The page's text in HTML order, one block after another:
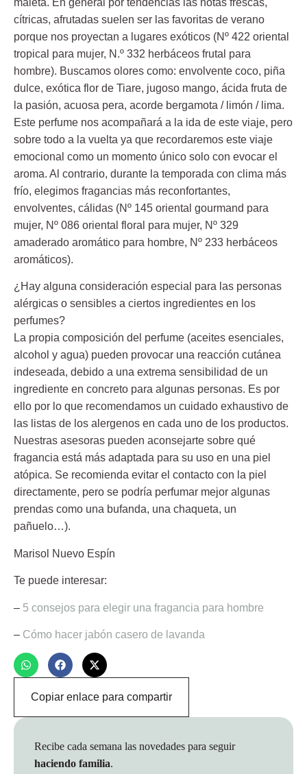
maleta. En general por tendencias las notas frescas,
cítricas, afrutadas suelen ser las favoritas de verano
porque nos proyectan a lugares exóticos (Nº 422 oriental
tropical para mujer, N.º 332 herbáceos frutal para
hombre). Buscamos olores como: envolvente coco, piña
dulce, exótica flor de Tiare, jugoso mango, ácida fruta de
la pasión, acuosa pera, acorde bergamota / limón / lima.
Este perfume nos acompañará a la ida de este viaje, pero
sobre todo a la vuelta ya que recordaremos este viaje
emocional como un momento único solo con evocar el
aroma. Al contrario, durante la temporada con clima más
frío, elegimos fragancias más reconfortantes,
envolventes, cálidas (Nº 145 oriental gourmand para
mujer, Nº 086 oriental floral para mujer, Nº 329
amaderado aromático para hombre, Nº 233 herbáceos
aromáticos).
¿Hay alguna consideración especial para las personas
alérgicas o sensibles a ciertos ingredientes en los
perfumes?
La propia composición del perfume (aceites esenciales,
alcohol y agua) pueden provocar una reacción cutánea
indeseada, debido a una extrema sensibilidad de un
ingrediente en concreto para algunas personas. Es por
ello por lo que recomendamos un cuidado exhaustivo de
las listas de los alergenos en cada uno de los productos.
Nuestras asesoras pueden aconsejarte sobre qué
fragancia está más adaptada para su uso en una piel
atópica. Se recomienda evitar el contacto con la piel
directamente, pero se podría perfumar mejor algunas
prendas como una bufanda, una chaqueta, un
pañuelo…).
Marisol Nuevo Espín
Te puede interesar:
– 5 consejos para elegir una fragancia para hombre
– Cómo hacer jabón casero de lavanda
Copiar enlace para compartir
Recibe cada semana las novedades para seguir
haciendo familia.